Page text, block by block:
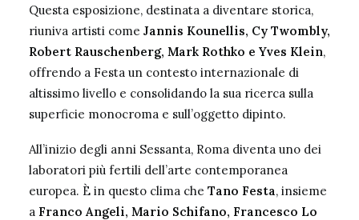
Questa esposizione, destinata a diventare storica,
riuniva artisti come Jannis Kounellis, Cy Twombly,
Robert Rauschenberg, Mark Rothko e Yves Klein,
offrendo a Festa un contesto internazionale di
altissimo livello e consolidando la sua ricerca sulla
superficie monocroma e sull’oggetto dipinto.
All’inizio degli anni Sessanta, Roma diventa uno dei
laboratori più fertili dell’arte contemporanea
europea. È in questo clima che Tano Festa, insieme
a Franco Angeli, Mario Schifano, Francesco Lo